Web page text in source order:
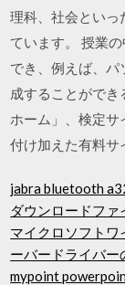
理科、社会といっ
ています。 授業
でき、例えば、
成することがで
ホーム」、検定
付け加えた有料サ
jabra bluetooth
ダウンロードフ
マイクロソフト
ーバードライバー
mypoint